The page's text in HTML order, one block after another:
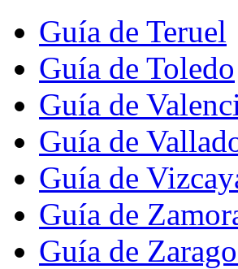
Guía de Teruel
Guía de Toledo
Guía de
Guía de
Guía de
Guía de
Guía de